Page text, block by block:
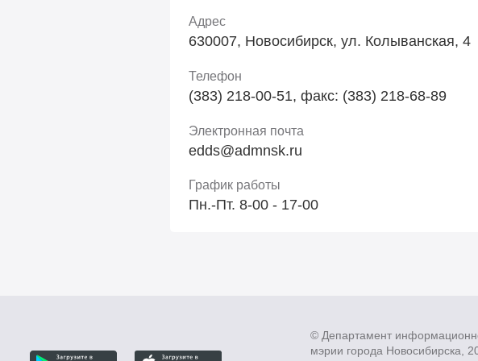
Адрес
630007, Новосибирск, ул. Колыванская, 4
Телефон
(383) 218-00-51, факс: (383) 218-68-89
Электронная почта
edds@admnsk.ru
График работы
Пн.-Пт. 8-00 - 17-00
© Департамент
мэрии города Новосибирска,